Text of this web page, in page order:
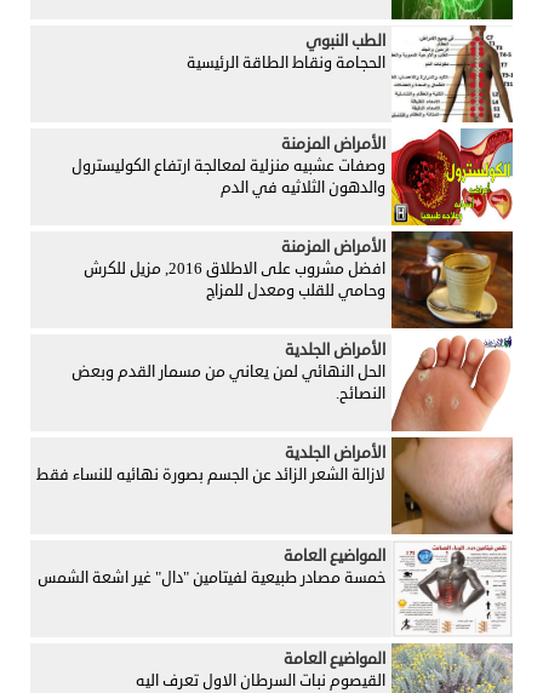
الطب النبوي
الحجامة ونقاط الطاقة الرئيسية
الأمراض المزمنة
وصفات عشبيه منزلية لمعالجة ارتفاع الكوليسترول
والدهون الثلاثيه في الدم
الأمراض المزمنة
افضل مشروب على الاطلاق 2016, مزيل للكرش
وحامي للقلب ومعدل للمزاج
الأمراض الجلدية
الحل النهائي لمن يعاني من مسمار القدم وبعض
النصائح.
الأمراض الجلدية
لازالة الشعر الزائد عن الجسم بصورة نهائيه للنساء فقط
المواضيع العامة
خمسة مصادر طبيعية لفيتامين "دال" غير اشعة الشمس
المواضيع العامة
القيصوم نبات السرطان الاول تعرف اليه